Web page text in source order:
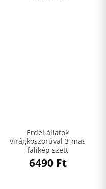
Erdei állatok
virágkoszorúval 3-mas
falikép szett
6490 Ft